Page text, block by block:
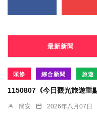
最新新聞
頭條 綜合新聞 旅遊
1150807《今日觀光旅遊重
簡安 2026年八月07日